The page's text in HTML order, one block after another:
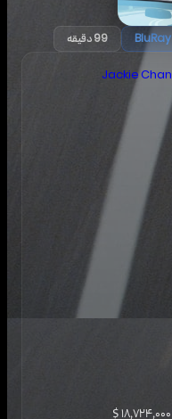
BluRay 99 دقیقه
Jackie Chan
۱۸٬۷۲۴٬۰۰۰ $